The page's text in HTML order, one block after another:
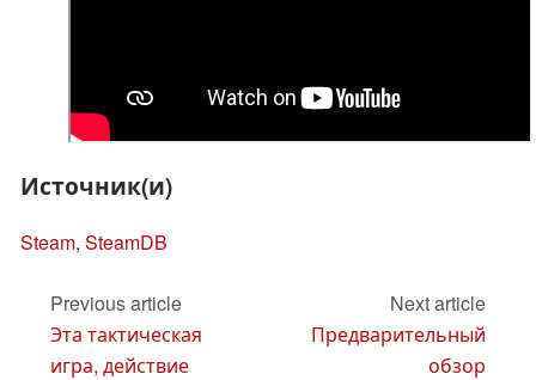
Источник(и)
Steam, SteamDB
Previous article
Эта тактическая
игра, действие
Next article
Предварительный
обзор